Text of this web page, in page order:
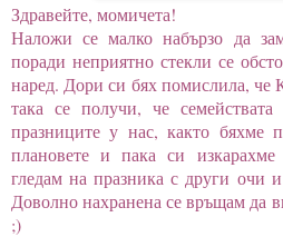
Здравейте, момичета!
Наложи се малко набързо да
поради неприятно стекли се
наред. Дори си бях помислила, че
така се получи, че
празниците у нас, както бяхме
плановете и пака си изкарахме
гледам на празника с други очи
Доволно нахранена се връщам да
;)